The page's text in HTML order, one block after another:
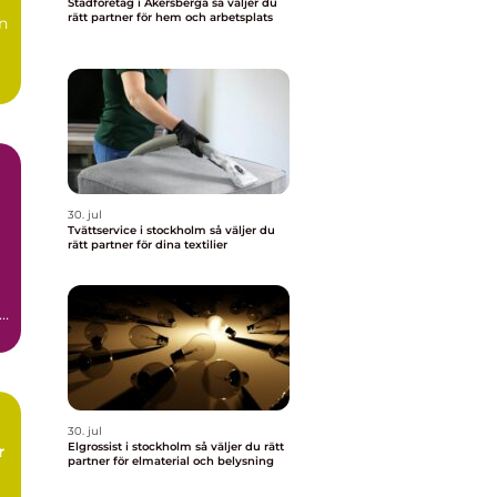
rätt partner för hem och arbetsplats
30. jul
Tvättservice i stockholm så väljer du
rätt partner för dina textilier
30. jul
Elgrossist i stockholm så väljer du rätt
partner för elmaterial och belysning